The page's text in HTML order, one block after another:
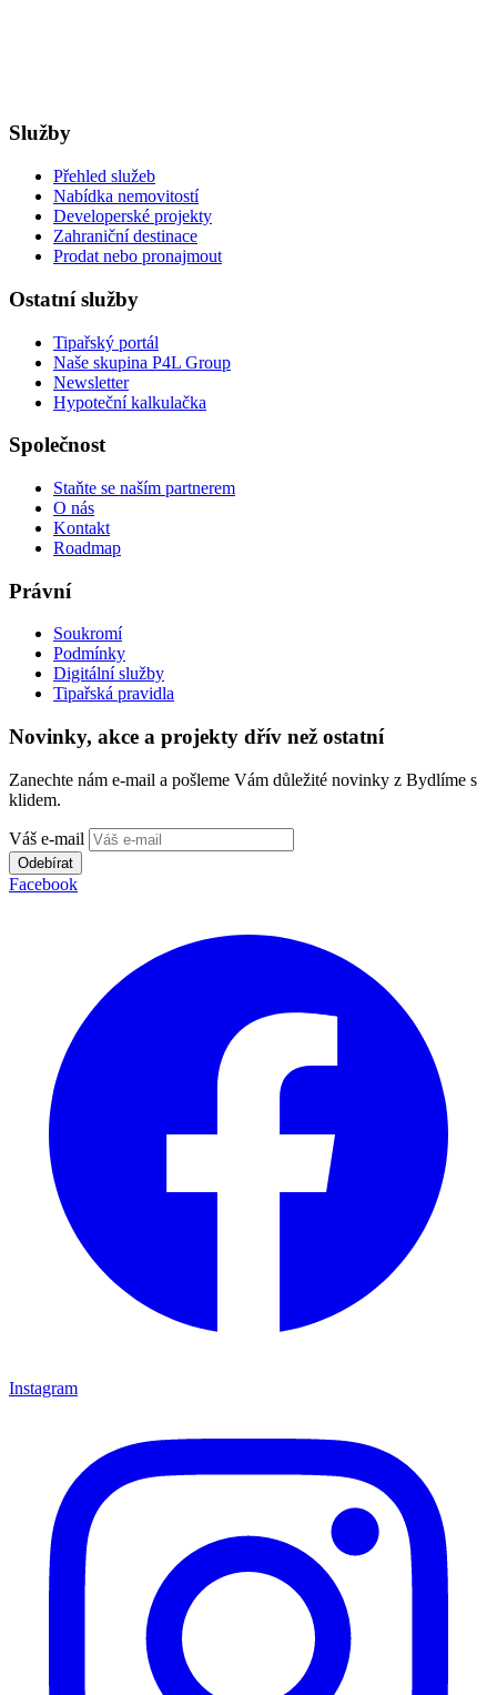
Služby
Přehled služeb
Nabídka nemovitostí
Developerské projekty
Zahraniční destinace
Prodat nebo pronajmout
Ostatní služby
Tipařský portál
Naše skupina P4L Group
Newsletter
Hypoteční kalkulačka
Společnost
Staňte se naším partnerem
O nás
Kontakt
Roadmap
Právní
Soukromí
Podmínky
Digitální služby
Tipařská pravidla
Novinky, akce a projekty dřív než ostatní
Zanechte nám e-mail a pošleme Vám důležité novinky z Bydlíme s
klidem.
Váš e-mail
Odebírat
Facebook
Instagram